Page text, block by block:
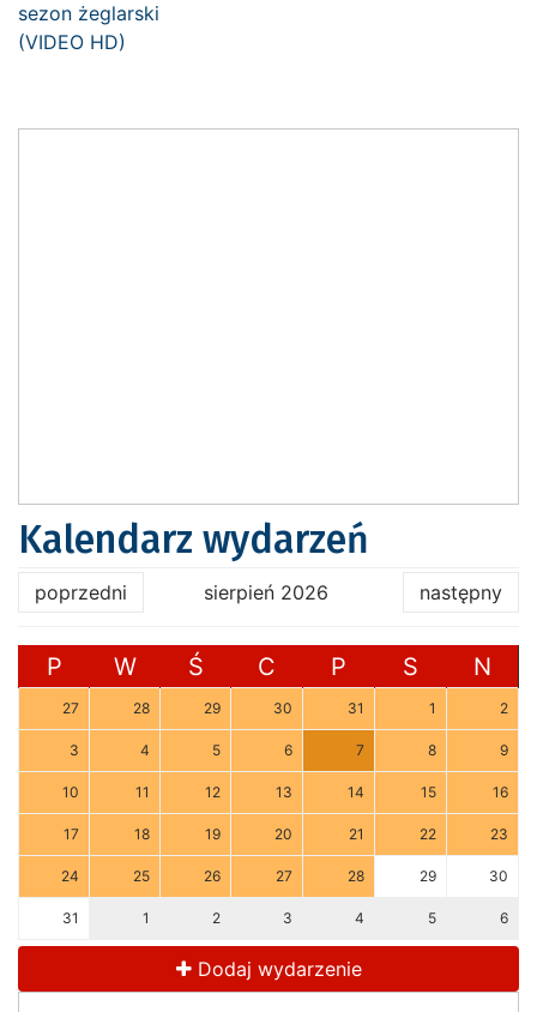
Kalendarz wydarzeń
poprzedni sierpień 2026 następny
P W Ś C P S N
27 28 29 30 31 1 2
3 4 5 6 7 8 9
10 11 12 13 14 15 16
17 18 19 20 21 22 23
24 25 26 27 28 29 30
31 1 2 3 4 5 6
Dodaj wydarzenie